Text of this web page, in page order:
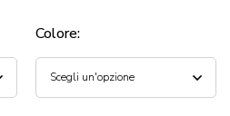
Colore: